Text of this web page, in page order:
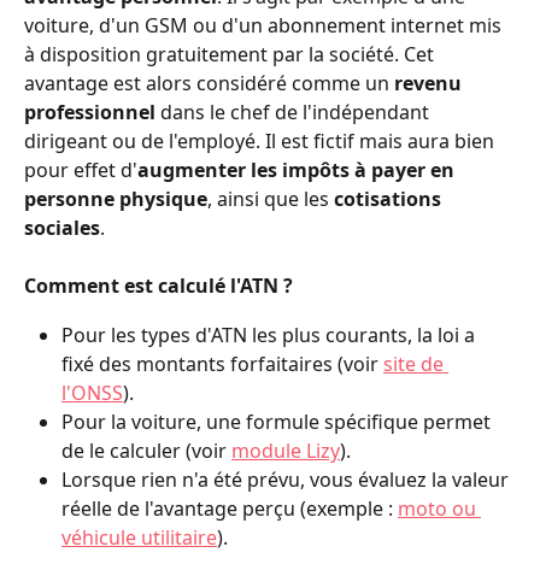
voiture, d'un GSM ou d'un abonnement internet mis
à disposition gratuitement par la société. Cet
avantage est alors considéré comme un revenu
professionnel dans le chef de l'indépendant
dirigeant ou de l'employé. Il est fictif mais aura bien
pour effet d'augmenter les impôts à payer en
personne physique, ainsi que les cotisations
sociales.
Comment est calculé l'ATN ?
Pour les types d'ATN les plus courants, la loi a
fixé des montants forfaitaires (voir site de
l'ONSS).
Pour la voiture, une formule spécifique permet
de le calculer (voir module Lizy).
Lorsque rien n'a été prévu, vous évaluez la valeur
réelle de l'avantage perçu (exemple : moto ou
véhicule utilitaire).